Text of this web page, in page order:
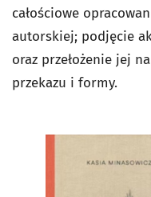
całościowe
autorskiej; podjęcie
oraz przełożenie jej
przekazu i formy.